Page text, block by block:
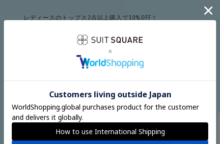
レディースのトップス2点以上購入で10%OFF！
カットソー・Tシャツ・ブラウス・カーディガンなど
今すぐ大活躍するアイテムも、本格的な夏にも気回せるアイ
対象商品はこちら